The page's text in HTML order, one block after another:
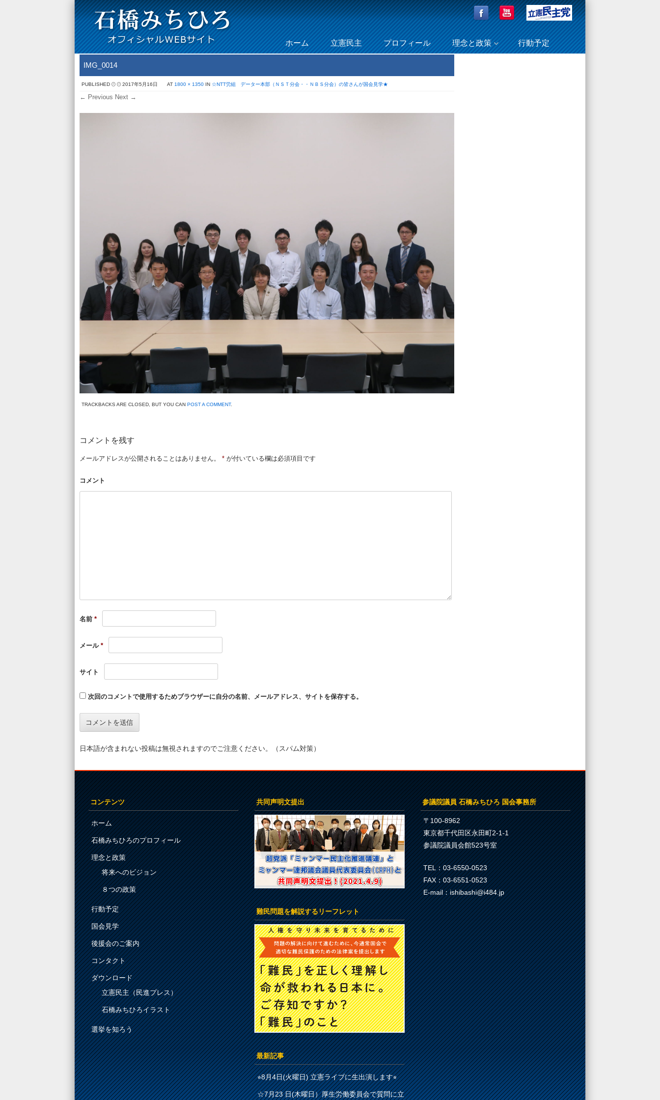
Menu
Skip to content
ホーム 立憲民主 プロフィール 理念と政策 行動予定
IMG_0014
PUBLISHED 2017年5月16日 AT 1800 × 1350 IN ☆NTT労組 データー本部（ＮＳＴ分会・・ＮＢＳ分会）の皆さんが国会見学★
← Previous Next →
TRACKBACKS ARE CLOSED, BUT YOU CAN POST A COMMENT.
コメントを残す
メールアドレスが公開されることはありません。 * が付いている欄は必須項目です
コメント
名前 *
メール *
サイト
次回のコメントで使用するためブラウザーに自分の名前、メールアドレス、サイトを保存する。
日本語が含まれない投稿は無視されますのでご注意ください。（スパム対策）
コンテンツ
ホーム
石橋みちひろのプロフィール
理念と政策
将来へのビジョン
８つの政策
行動予定
国会見学
後援会のご案内
コンタクト
ダウンロード
立憲民主（民進プレス）
石橋みちひろイラスト
選挙を知ろう
共同声明文提出
難民問題を解説するリーフレット
最新記事
⭐︎8月4日(火曜日) 立憲ライブに生出演します⭐︎
☆7月23 日(木曜日）厚生労働委員会で質問に立
参議院議員 石橋みちひろ 国会事務所
〒100-8962
東京都千代田区永田町2-1-1
参議院議員会館523号室
TEL：03-6550-0523
FAX：03-6551-0523
E-mail：ishibashi@i484.jp